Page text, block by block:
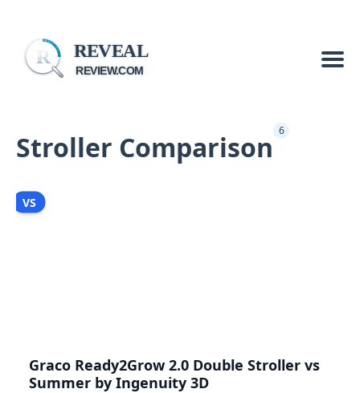
R REVEAL
REVIEW.COM
Stroller Comparison 6
VS
Graco Ready2Grow 2.0 Double Stroller vs
Summer by Ingenuity 3D